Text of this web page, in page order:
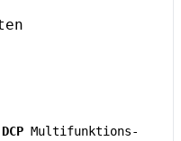
DCP Multifunktions-